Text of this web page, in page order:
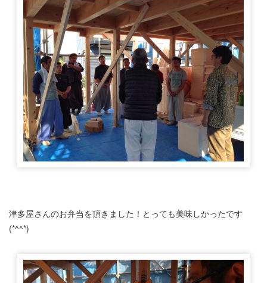
津多屋さんのお弁当を頂きました！とっても美味しかったです
(*^^*)